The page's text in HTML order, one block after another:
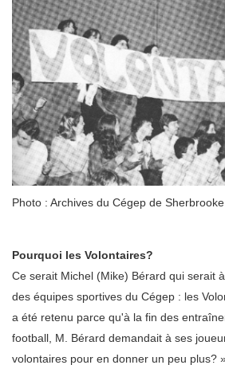
Photo : Archives du Cégep de Sherbrooke
Pourquoi les Volontaires?
Ce serait Michel (Mike) Bérard qui serait
des équipes sportives du Cégep : les
a été retenu parce qu'à la fin des
football, M. Bérard demandait à ses
volontaires pour en donner un peu plus?